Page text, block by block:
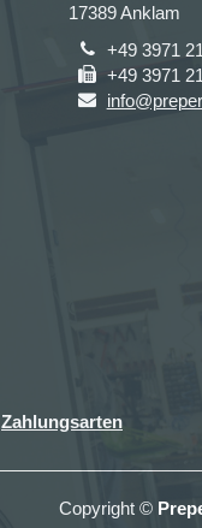
17389 Anklam
+49 3971
+49 3971
Zahlungsarten
Copyright ©